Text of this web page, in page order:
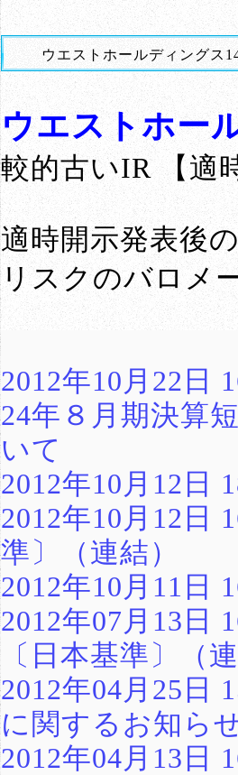
ウエストホールディングス
ウエストホー
較的古いIR 【適
適時開示発表後
リスクのバロメ
2012年10月22日
24年８月期決算
いて
2012年10月12日
2012年10月12日
準〕（連結）
2012年10月11日
2012年07月13日
〔日本基準〕（
2012年04月25日
に関するお知ら
2012年04月13日